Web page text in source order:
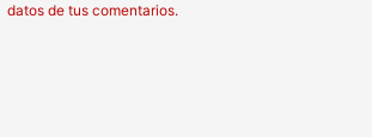
datos de tus comentarios.